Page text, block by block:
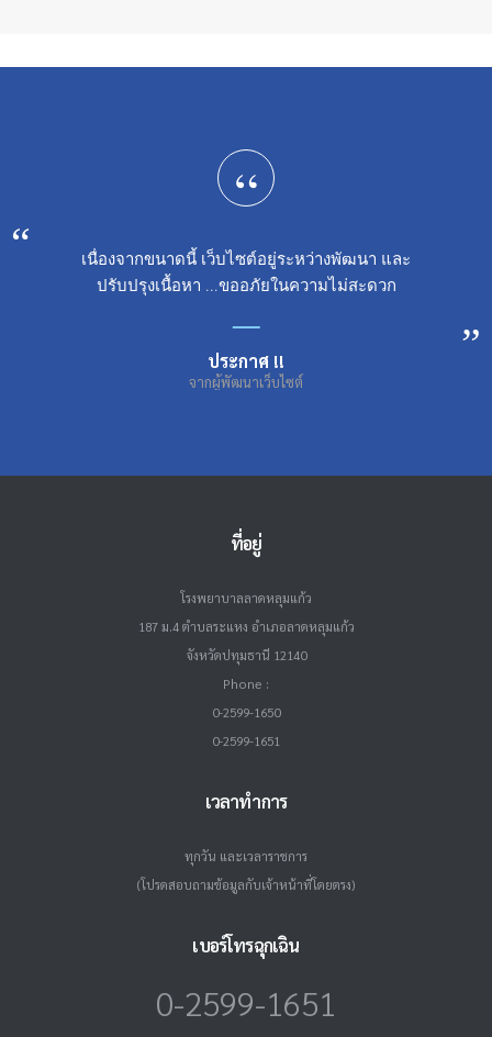
“
เนื่องจากขนาดนี้ เว็บไซต์อยู่ระหว่างพัฒนา และ
ปรับปรุงเนื้อหา ...ขออภัยในความไม่สะดวก
ประกาศ !!
จากผู้พัฒนาเว็บไซต์
ที่อยู่
โรงพยาบาลลาดหลุมแก้ว
187 ม.4 ตำบลระแหง อำเภอลาดหลุมแก้ว
จังหวัดปทุมธานี 12140
Phone :
0-2599-1650
0-2599-1651
เวลาทำการ
ทุกวัน และเวลาราชการ
(โปรดสอบถามข้อมูลกับเจ้าหน้าที่โดยตรง)
เบอร์โทรฉุกเฉิน
0-2599-1651